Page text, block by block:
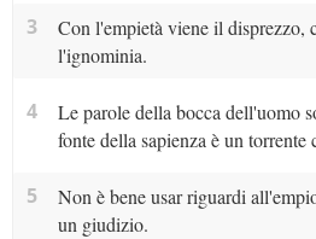
3
Con l'empietà viene il disprezzo,
l'ignominia.
4
Le parole della bocca dell'uomo
fonte della sapienza è un torrente
5
Non è bene usar riguardi
un giudizio.